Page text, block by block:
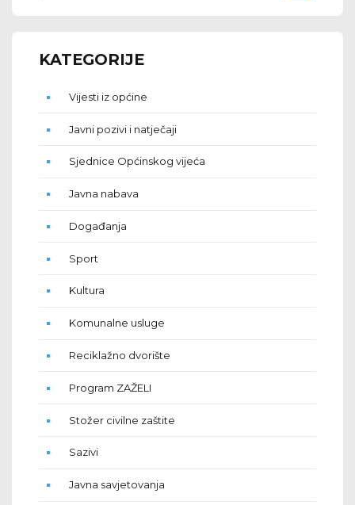
KATEGORIJE
Vijesti iz općine
Javni pozivi i natječaji
Sjednice Općinskog vijeća
Javna nabava
Događanja
Sport
Kultura
Komunalne usluge
Reciklažno dvorište
Program ZAŽELI
Stožer civilne zaštite
Sazivi
Javna savjetovanja